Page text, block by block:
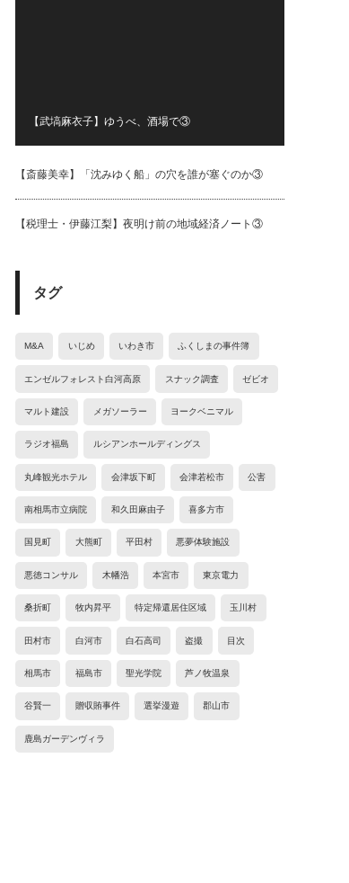
【武塙麻衣子】ゆうべ、酒場で③
【斎藤美幸】「沈みゆく船」の穴を誰が塞ぐのか③
【税理士・伊藤江梨】夜明け前の地域経済ノート③
タグ
M&A いじめ いわき市 ふくしまの事件簿
エンゼルフォレスト白河高原 スナック調査 ゼビオ
マルト建設 メガソーラー ヨークベニマル
ラジオ福島 ルシアンホールディングス
丸峰観光ホテル 会津坂下町 会津若松市 公害
南相馬市立病院 和久田麻由子 喜多方市
国見町 大熊町 平田村 悪夢体験施設
悪徳コンサル 木幡浩 本宮市 東京電力
桑折町 牧内昇平 特定帰還居住区域 玉川村
田村市 白河市 白石高司 盗撮 目次
相馬市 福島市 聖光学院 芦ノ牧温泉
谷賢一 贈収賄事件 選挙漫遊 郡山市
鹿島ガーデンヴィラ